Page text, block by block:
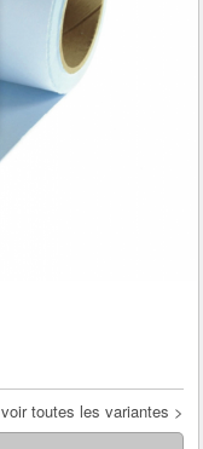
voir toutes les variantes >